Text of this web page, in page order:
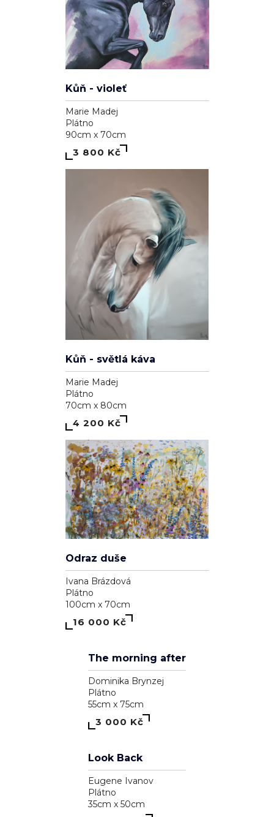
Kůň - violeť
Marie Madej
Plátno
90cm x 70cm
3 800 Kč
Kůň - světlá káva
Marie Madej
Plátno
70cm x 80cm
4 200 Kč
Odraz duše
Ivana Brázdová
Plátno
100cm x 70cm
16 000 Kč